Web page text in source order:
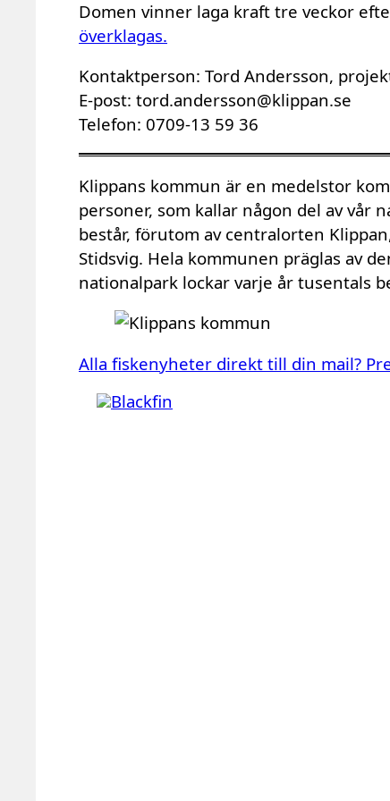
Domen vinner laga kraft tre veckor
överklagas.
Kontaktperson: Tord Andersson,
E-post: tord.andersson@klippan.se
Telefon: 0709-13 59 36
Klippans kommun är en medelstor
personer, som kallar någon del av vår
består, förutom av centralorten
Stidsvig. Hela kommunen präglas av
nationalpark lockar varje år tusentals
Alla fiskenyheter direkt till din mail?